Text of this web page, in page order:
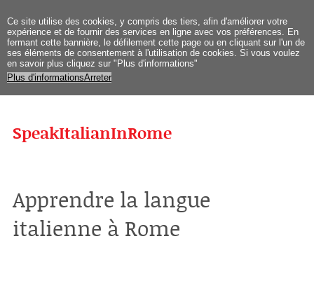
Ce site utilise des cookies, y compris des tiers, afin d'améliorer votre
expérience et de fournir des services en ligne avec vos préférences. En
fermant cette bannière, le défilement cette page ou en cliquant sur l'un de
ses éléments de consentement à l'utilisation de cookies. Si vous voulez
en savoir plus cliquez sur " Plus d'informations"
Plus d'informationsArreter
SpeakItalianInRome
Apprendre la langue
italienne à Rome